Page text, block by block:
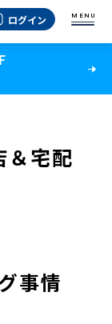
ログイン MENU
＆宅配
事情